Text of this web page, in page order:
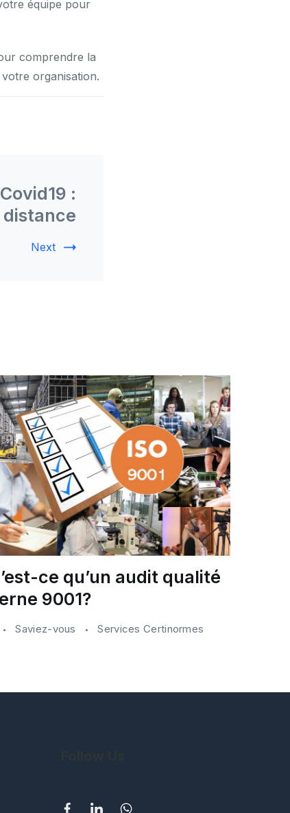
équipe pour
comprendre la
organisation.
:
distance
Next
ce qu’un audit qualité
9001?
Saviez-vous Services Certinormes